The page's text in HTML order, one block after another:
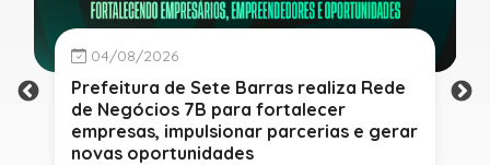
04/08/2026
Prefeitura de Sete Barras realiza Rede
de Negócios 7B para fortalecer
empresas, impulsionar parcerias e gerar
novas oportunidades